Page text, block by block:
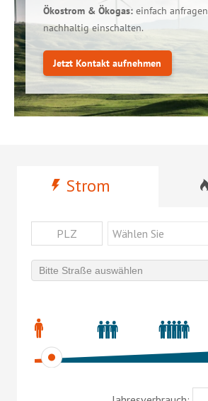
Ökostrom & Ökogas: einfach
nachhaltig einschalten.
Jetzt Kontakt aufnehmen